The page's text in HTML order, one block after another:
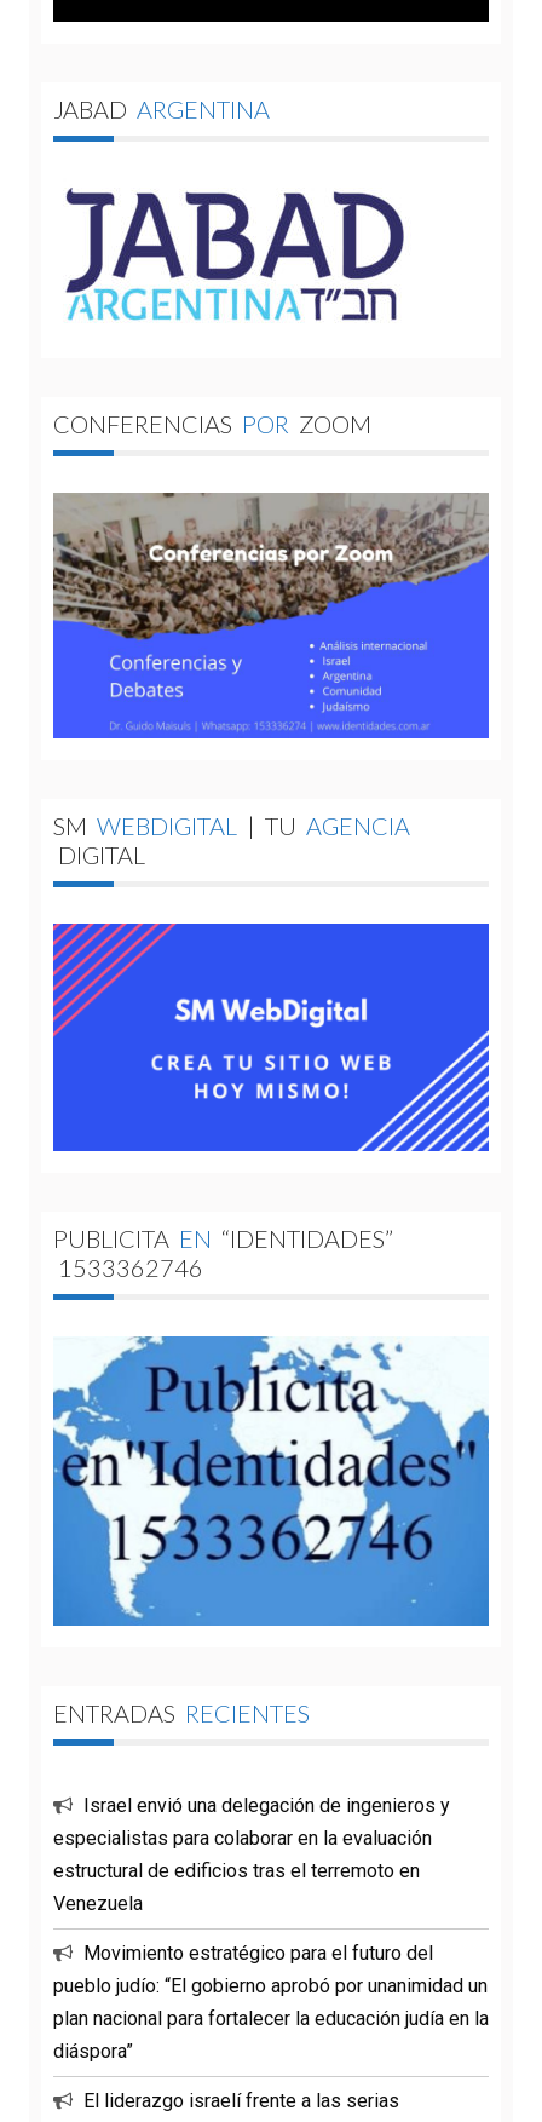
JABAD ARGENTINA
CONFERENCIAS POR ZOOM
SM WEBDIGITAL | TU AGENCIA
DIGITAL
PUBLICITA EN “IDENTIDADES”
1533362746
ENTRADAS RECIENTES
Israel envió una delegación de ingenieros y
especialistas para colaborar en la evaluación
estructural de edificios tras el terremoto en
Venezuela
Movimiento estratégico para el futuro del
pueblo judío: “El gobierno aprobó por unanimidad un
plan nacional para fortalecer la educación judía en la
diáspora”
El liderazgo israelí frente a las serias